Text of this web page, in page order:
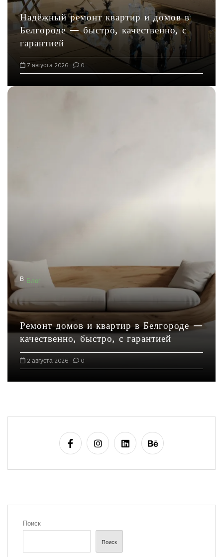
м
Надёжный ремонт квартир и домов в
Белгороде — быстро, качественно, с
гарантией
7 августа 2026 0
В Блог
Ремонт домов и квартир в Белгороде —
качественно, быстро, с гарантией
2 августа 2026 0
Поиск
Поиск